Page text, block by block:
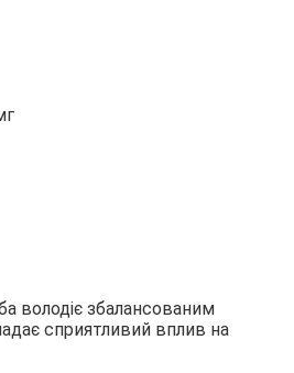
володіє збалансованим
сприятливий вплив на